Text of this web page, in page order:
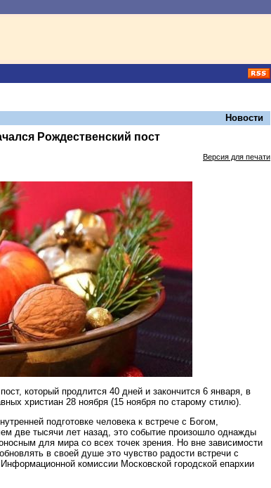
Новости
Рождественский пост
Версия для печати
который продлится 40 дней и закончится 6 января, в
христиан 28 ноября (15 ноября по старому стилю).
подготовке человека к встрече с Богом,
две тысячи лет назад, это событие произошло однажды
для мира со всех точек зрения. Но вне зависимости
в своей душе это чувство радости встречи с
комиссии Московской городской епархии